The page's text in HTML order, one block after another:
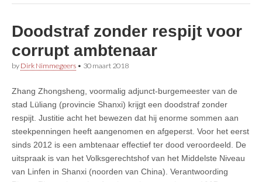
Doodstraf zonder respijt voor
corrupt ambtenaar
by Dirk Nimmegeers • 30 maart 2018
Zhang Zhongsheng, voormalig adjunct-burgemeester van de
stad Lüliang (provincie Shanxi) krijgt een doodstraf zonder
respijt. Justitie acht het bewezen dat hij enorme sommen aan
steekpenningen heeft aangenomen en afgeperst. Voor het eerst
sinds 2012 is een ambtenaar effectief ter dood veroordeeld. De
uitspraak is van het Volksgerechtshof van het Middelste Niveau
van Linfen in Shanxi (noorden van China). Verantwoording